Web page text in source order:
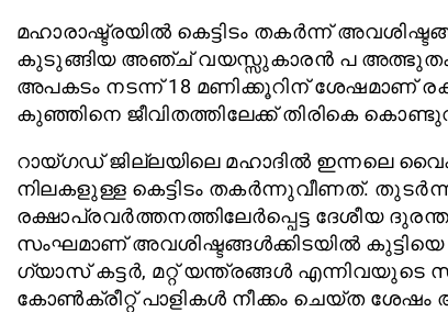
മഹാരാഷ്ട്രയിൽ കെട്ടിടം തകർന്ന്
കുടുങ്ങിയ അഞ്ച് വയസ്സുകാരൻ പ
അപകടം നടന്ന് 18 മണിക്കൂറിന് ശേഷമാണ്
കുഞ്ഞിനെ ജീവിതത്തിലേക്ക് തിരികെ
റായ്ഗഡ് ജില്ലയിലെ മഹാദിൽ ഇന്നലെ
നിലകളുള്ള കെട്ടിടം തകർന്നുവീണത്.
രക്ഷാപ്രവർത്തനത്തിലേർപ്പെട്ട ദേശീയ
സംഘമാണ് അവശിഷ്ടങ്ങൾക്കിടയിൽ
ഗ്യാസ് കട്ടർ, മറ്റ് യന്ത്രങ്ങൾ
കോൺക്രീറ്റ് പാളികൾ നീക്കം ചെയ്ത